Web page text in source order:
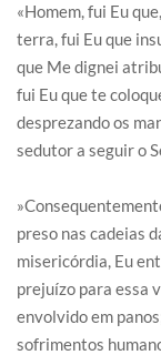
«Homem, fui Eu
terra, fui Eu que
que Me dignei
fui Eu que te
desprezando os
sedutor a seguir o
preso nas cadeias
misericórdia, Eu
prejuízo para essa
envolvido em
sofrimentos